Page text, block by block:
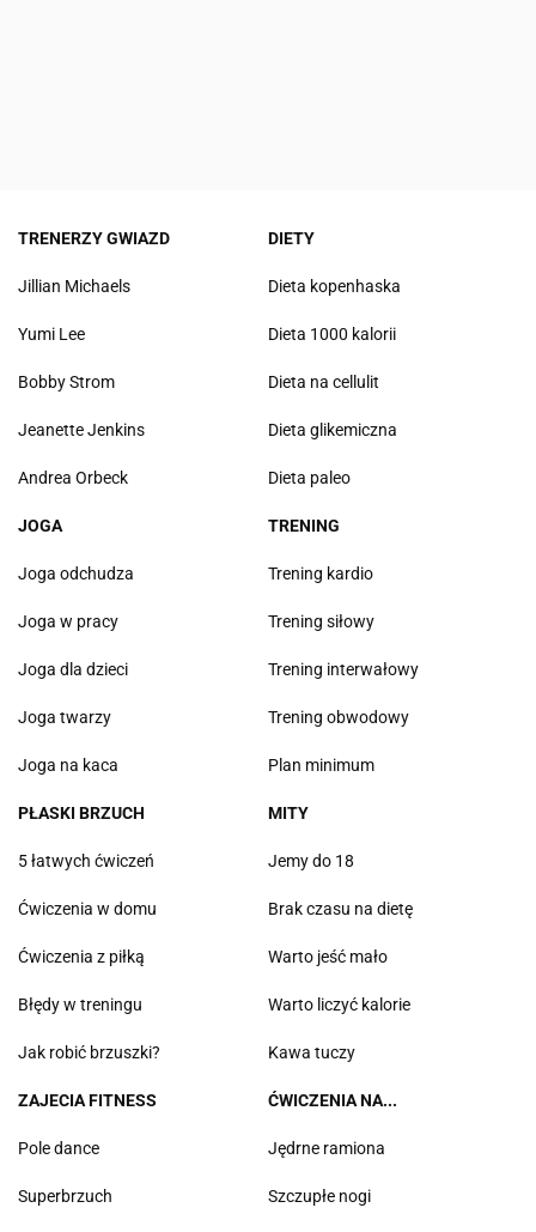
TRENERZY GWIAZD
Jillian Michaels
Yumi Lee
Bobby Strom
Jeanette Jenkins
Andrea Orbeck
DIETY
Dieta kopenhaska
Dieta 1000 kalorii
Dieta na cellulit
Dieta glikemiczna
Dieta paleo
JOGA
Joga odchudza
Joga w pracy
Joga dla dzieci
Joga twarzy
Joga na kaca
TRENING
Trening kardio
Trening siłowy
Trening interwałowy
Trening obwodowy
Plan minimum
PŁASKI BRZUCH
5 łatwych ćwiczeń
Ćwiczenia w domu
Ćwiczenia z piłką
Błędy w treningu
Jak robić brzuszki?
MITY
Jemy do 18
Brak czasu na dietę
Warto jeść mało
Warto liczyć kalorie
Kawa tuczy
ZAJECIA FITNESS
Pole dance
Superbrzuch
ĆWICZENIA NA...
Jędrne ramiona
Szczupłe nogi